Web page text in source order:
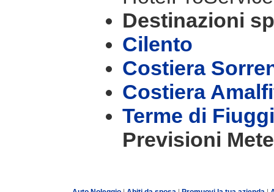
Destinazioni
Cilento
Costiera
Costiera
Terme di Fiuggi
Previsioni